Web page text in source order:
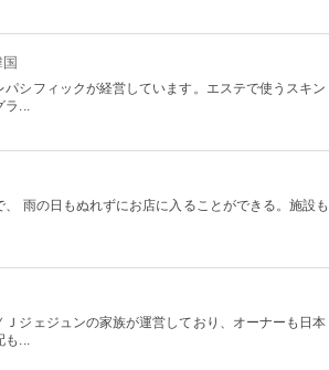
シフィックが経営しています。エステで使うスキン
ラ...
雨の日もぬれずにお店に入ることができる。施設も
ジェジュンの家族が運営しており、オーナーも日本
も...